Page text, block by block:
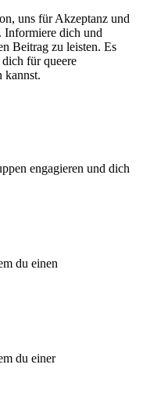
uns für Akzeptanz und
Informiere dich und
Beitrag zu leisten. Es
für queere
kannst.
engagieren und dich
du einen
du einer